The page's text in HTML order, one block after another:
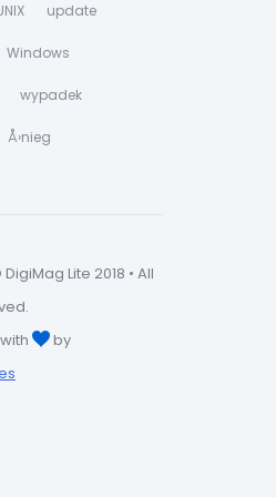
update
Windows
wypadek
Å›nieg
Lite 2018 • All
by